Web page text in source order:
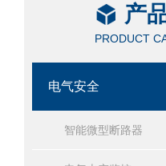
产
PRODUCT
电气安全
智能微型断路器